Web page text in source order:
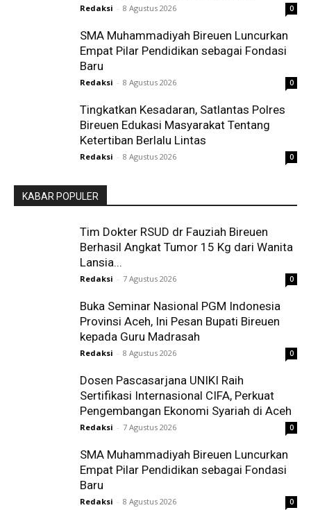
Redaksi - 8 Agustus 2026 0
SMA Muhammadiyah Bireuen Luncurkan
Empat Pilar Pendidikan sebagai Fondasi
Baru
Redaksi - 8 Agustus 2026 0
Tingkatkan Kesadaran, Satlantas Polres
Bireuen Edukasi Masyarakat Tentang
Ketertiban Berlalu Lintas
Redaksi - 8 Agustus 2026 0
KABAR POPULER
Tim Dokter RSUD dr Fauziah Bireuen
Berhasil Angkat Tumor 15 Kg dari Wanita
Lansia...
Redaksi - 7 Agustus 2026 0
Buka Seminar Nasional PGM Indonesia
Provinsi Aceh, Ini Pesan Bupati Bireuen
kepada Guru Madrasah
Redaksi - 8 Agustus 2026 0
Dosen Pascasarjana UNIKI Raih
Sertifikasi Internasional CIFA, Perkuat
Pengembangan Ekonomi Syariah di Aceh
Redaksi - 7 Agustus 2026 0
SMA Muhammadiyah Bireuen Luncurkan
Empat Pilar Pendidikan sebagai Fondasi
Baru
Redaksi - 8 Agustus 2026 0